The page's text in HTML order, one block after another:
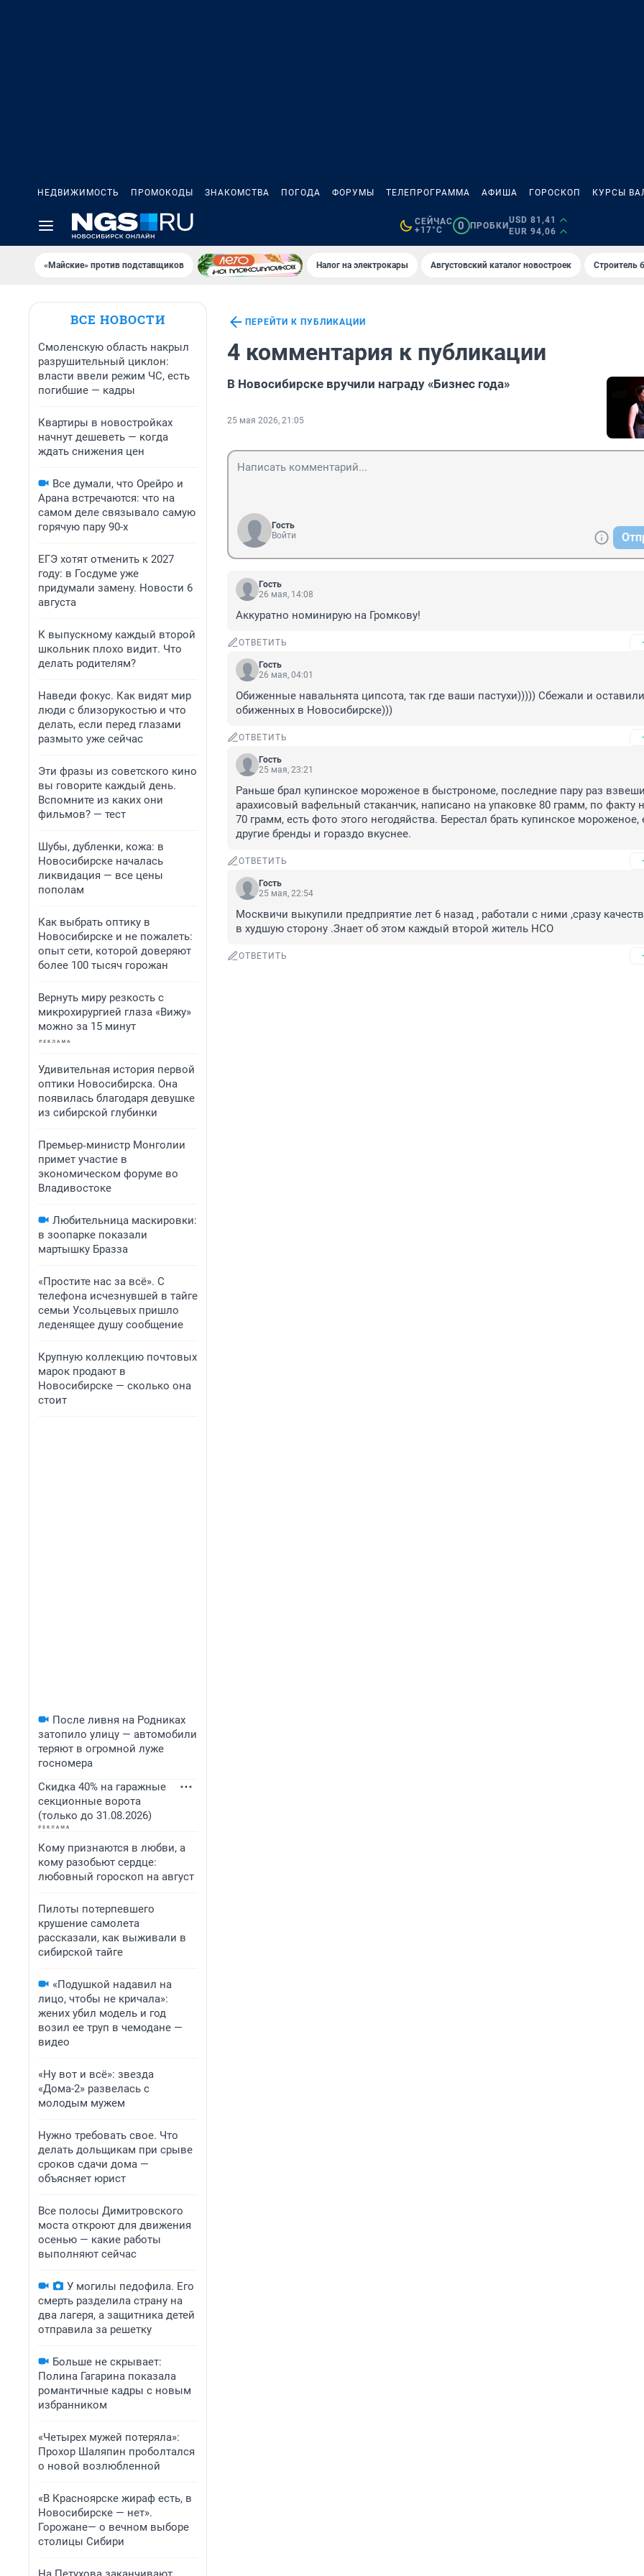
НЕДВИЖИМОСТЬ ПРОМОКОДЫ ЗНАКОМСТВА ПОГОДА ФОРУМЫ ТЕЛЕПРОГРАММА АФИША ГОРОСКОП КУРСЫ
СЕЙЧАС
+17°C
0 ПРОБКИ
USD 81,41
EUR 94,06
«Майские» против подставщиков Налог на электрокары Августовский каталог новостроек Строитель
ВСЕ НОВОСТИ
Смоленскую область накрыл
разрушительный циклон:
власти ввели режим ЧС, есть
погибшие — кадры
Квартиры в новостройках
начнут дешеветь — когда
ждать снижения цен
Все думали, что Орейро и
Арана встречаются: что на
самом деле связывало самую
горячую пару 90-х
ЕГЭ хотят отменить к 2027
году: в Госдуме уже
придумали замену. Новости 6
августа
К выпускному каждый второй
школьник плохо видит. Что
делать родителям?
Наведи фокус. Как видят мир
люди с близорукостью и что
делать, если перед глазами
размыто уже сейчас
Эти фразы из советского кино
вы говорите каждый день.
Вспомните из каких они
фильмов? — тест
Шубы, дубленки, кожа: в
Новосибирске началась
ликвидация — все цены
пополам
Как выбрать оптику в
Новосибирске и не пожалеть:
опыт сети, которой доверяют
более 100 тысяч горожан
Вернуть миру резкость с
микрохирургией глаза «Вижу»
можно за 15 минут
Удивительная история первой
оптики Новосибирска. Она
появилась благодаря девушке
из сибирской глубинки
Премьер‑министр Монголии
примет участие в
экономическом форуме во
Владивостоке
Любительница маскировки:
в зоопарке показали
мартышку Бразза
«Простите нас за всё». С
телефона исчезнувшей в тайге
семьи Усольцевых пришло
леденящее душу сообщение
Крупную коллекцию почтовых
марок продают в
Новосибирске — сколько она
стоит
После ливня на Родниках
затопило улицу — автомобили
теряют в огромной луже
госномера
Скидка 40% на гаражные
секционные ворота
(только до 31.08.2026)
Кому признаются в любви, а
кому разобьют сердце:
любовный гороскоп на август
Пилоты потерпевшего
крушение самолета
рассказали, как выживали в
сибирской тайге
«Подушкой надавил на
лицо, чтобы не кричала»:
жених убил модель и год
возил ее труп в чемодане —
видео
«Ну вот и всё»: звезда
«Дома-2» развелась с
молодым мужем
Нужно требовать свое. Что
делать дольщикам при срыве
сроков сдачи дома —
объясняет юрист
Все полосы Димитровского
моста откроют для движения
осенью — какие работы
выполняют сейчас
У могилы педофила. Его
смерть разделила страну на
два лагеря, а защитника детей
отправила за решетку
Больше не скрывает:
Полина Гагарина показала
романтичные кадры с новым
избранником
«Четырех мужей потеряла»:
Прохор Шаляпин проболтался
о новой возлюбленной
«В Красноярске жираф есть, в
Новосибирске — нет».
Горожане— о вечном выборе
столицы Сибири
ПЕРЕЙТИ К ПУБЛИКАЦИИ
4 комментария к публикации
В Новосибирске вручили награду «Бизнес года»
25 мая 2026, 21:05
Гость
Войти
Гость
26 мая, 14:08
Аккуратно номинирую на Громкову!
ОТВЕТИТЬ
Гость
26 мая, 04:01
Обиженные навальнята ципсота, так где ваши пастухи))))) Сбежали и
обиженных в Новосибирске)))
ОТВЕТИТЬ
Гость
25 мая, 23:21
Раньше брал купинское мороженое в быстрономе, последние пару раз
арахисовый вафельный стаканчик, написано на упаковке 80 грамм, по факту
70 грамм, есть фото этого негодяйства. Берестал брать купинское мороженое,
другие бренды и гораздо вкуснее.
ОТВЕТИТЬ
Гость
25 мая, 22:54
Москвичи выкупили предприятие лет 6 назад , работали с ними ,сразу
в худшую сторону .Знает об этом каждый второй житель НСО
ОТВЕТИТЬ